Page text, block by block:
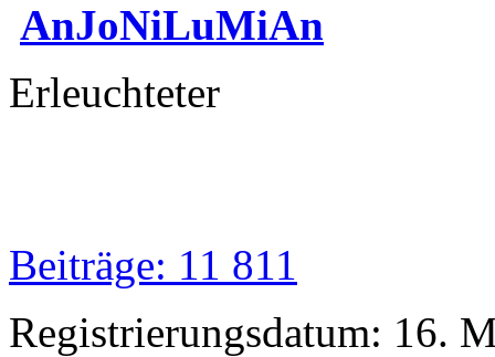
AnJoNiLuMiAn
Erleuchteter
Beiträge: 11 811
Registrierungsdatum: 16.